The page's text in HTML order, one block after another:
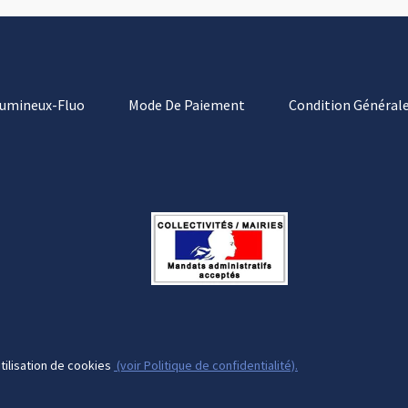
Fluo Mode De Paiement Condition
de cookies (voir Politique de confidentialité).